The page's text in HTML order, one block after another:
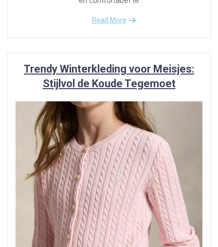
Read More
Trendy Winterkleding voor Meisjes:
Stijlvol de Koude Tegemoet